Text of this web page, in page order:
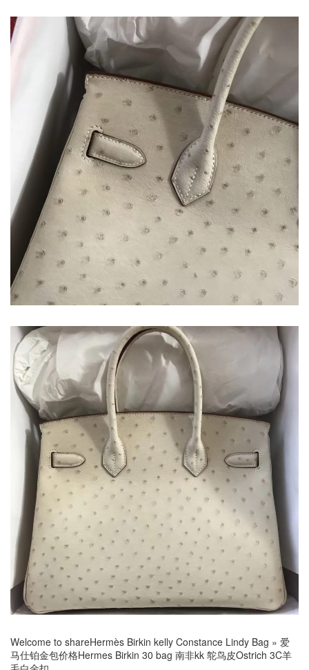
Welcome to shareHermès Birkin kelly Constance Lindy Bag » 爱
马仕铂金包价格Hermes Birkin 30 bag 南非kk 鸵鸟皮Ostrich 3C羊